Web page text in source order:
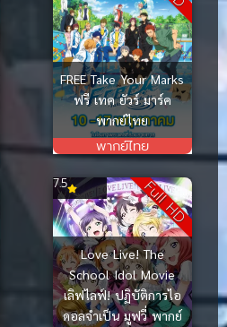
FREE Take Your Marks
ฟรี เทค ยัวร์ มาร์ค
พากย์ไทย
พากย์ไทย
Full HD
Love Live! The
School Idol Movie
เลิฟไลฟ์! ปฏิบัติการไอ
ดอลจำเป็น มูฟวี่ พากย์
7.5